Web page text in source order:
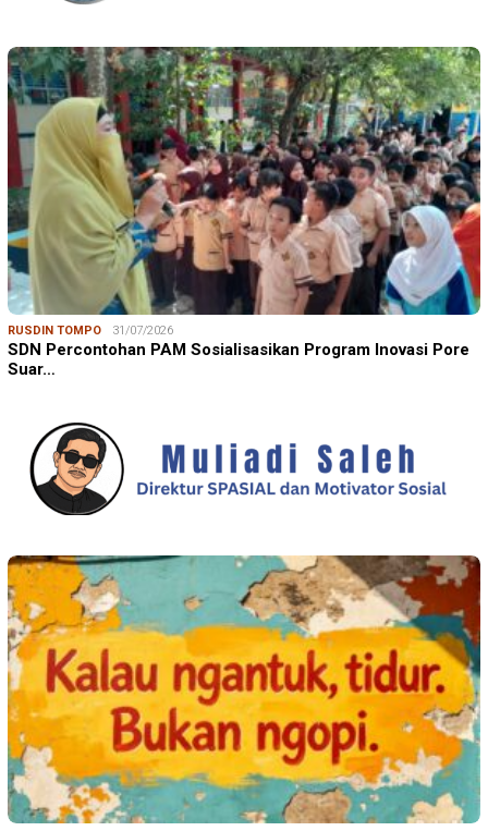
RUSDIN TOMPO 31/07/2026
SDN Percontohan PAM Sosialisasikan Program Inovasi Pore
Suar…